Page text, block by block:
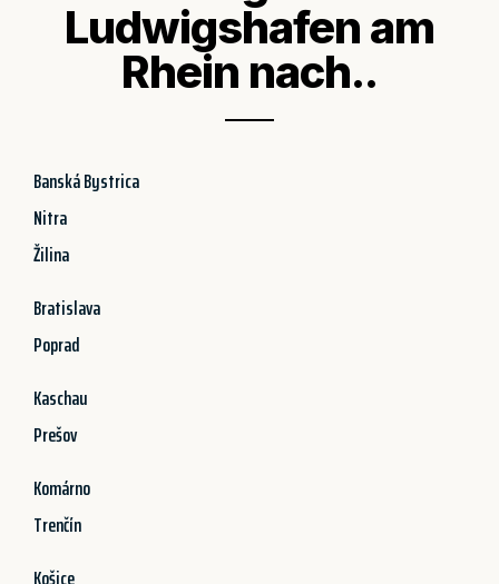
Ludwigshafen am
Rhein nach..
Banská Bystrica
Nitra
Žilina
Bratislava
Poprad
Kaschau
Prešov
Komárno
Trenčín